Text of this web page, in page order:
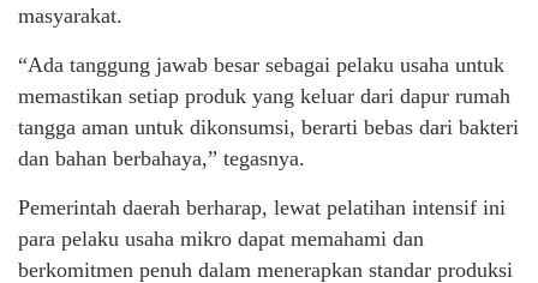
masyarakat.
“Ada tanggung jawab besar sebagai pelaku usaha untuk
memastikan setiap produk yang keluar dari dapur rumah
tangga aman untuk dikonsumsi, berarti bebas dari bakteri
dan bahan berbahaya,” tegasnya.
Pemerintah daerah berharap, lewat pelatihan intensif ini
para pelaku usaha mikro dapat memahami dan
berkomitmen penuh dalam menerapkan standar produksi